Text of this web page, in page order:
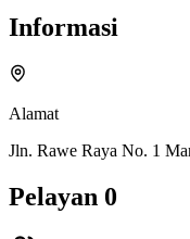
Informasi
Alamat
Jln. Rawe Raya No. 1
Pelayan 0